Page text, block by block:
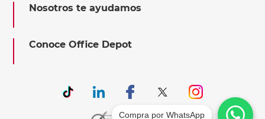
Nosotros te ayudamos
Conoce Office Depot
Compra por WhatsApp